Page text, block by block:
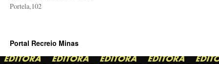
Portela,102
Portal Recreio Minas